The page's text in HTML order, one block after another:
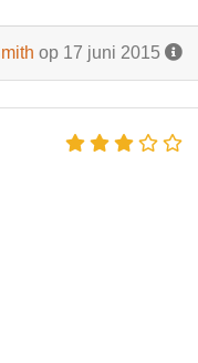
op 17 juni 2015